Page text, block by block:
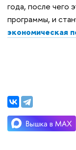
года, после чего
программы, и
экономическая